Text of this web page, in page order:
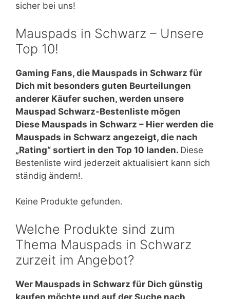
sicher bei uns!
Mauspads in Schwarz – Unsere
Top 10!
Gaming Fans, die Mauspads in Schwarz für
Dich mit besonders guten Beurteilungen
anderer Käufer suchen, werden unsere
Mauspad Schwarz-Bestenliste mögen
Diese Mauspads in Schwarz – Hier werden die
Mauspads in Schwarz angezeigt, die nach
„Rating“ sortiert in den Top 10 landen. Diese
Bestenliste wird jederzeit aktualisiert kann sich
ständig ändern!.
Keine Produkte gefunden.
Welche Produkte sind zum
Thema Mauspads in Schwarz
zurzeit im Angebot?
Wer Mauspads in Schwarz für Dich günstig
kaufen möchte und auf der Suche nach